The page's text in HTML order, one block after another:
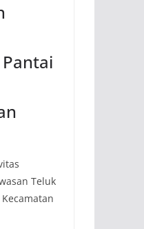
Teluk